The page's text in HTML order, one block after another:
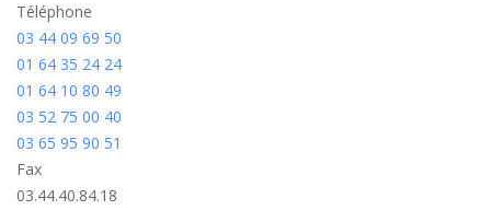
Téléphone
03 44 09 69 50
01 64 35 24 24
01 64 10 80 49
03 52 75 00 40
03 65 95 90 51
Fax
03.44.40.84.18